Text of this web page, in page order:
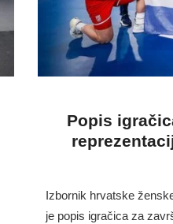
Popis
Izbornik hrvatske
je popis igračica za